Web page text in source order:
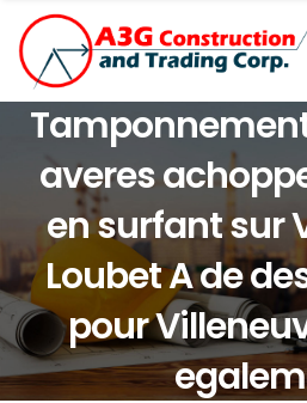
averes
en surfant sur
Loubet A de
pour